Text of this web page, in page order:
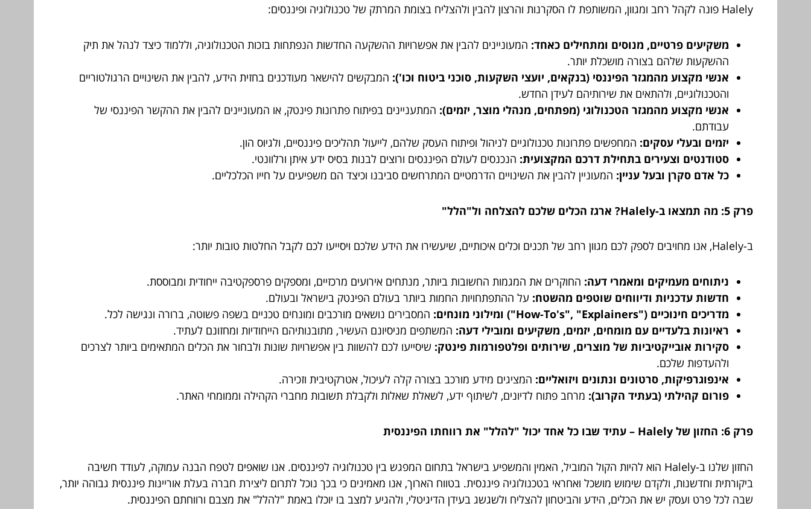
Halely פונה לקהל רחב ומגוון, המשותפת לו הסקרנות והרצון להבין ולהצליח בצומת המרתק של טכנולוגיה ופיננסים:
משקיעים פרטיים, מנוסים ומתחילים כאחד: המעוניינים להבין את אפשרויות ההשקעה החדשות הנפתחות בזכות הטכנולוגיה, וללמוד כיצד לנהל את תיק
ההשקעות שלהם בצורה מושכלת יותר.
אנשי מקצוע מהמגזר הפיננסי (בנקאים, יועצי השקעות, סוכני ביטוח וכו'): המבקשים להישאר מעודכנים בחזית הידע, להבין את השינויים הרגולטוריים
והטכנולוגיים, ולהתאים את שירותיהם לעידן החדש.
אנשי מקצוע מהמגזר הטכנולוגי (מפתחים, מנהלי מוצר, יזמים): המתעניינים בפיתוח פתרונות פינטק, או המעוניינים להבין את ההקשר הפיננסי של
עבודתם.
יזמים ובעלי עסקים: המחפשים פתרונות טכנולוגיים לניהול ופיתוח העסק שלהם, לייעול תהליכים פיננסיים, ולגיוס הון.
סטודנטים וצעירים בתחילת דרכם המקצועית: הנכנסים לעולם הפיננסים ורוצים לבנות בסיס ידע איתן ורלוונטי.
כל אדם סקרן ובעל עניין: המעוניין להבין את השינויים הדרמטיים המתרחשים סביבנו וכיצד הם משפיעים על חייו הכלכליים.
פרק 5: מה תמצאו ב-Halely? ארגז הכלים שלכם להצלחה ול"הלל"
ב-Halely, אנו מחויבים לספק לכם מגוון רחב של תכנים וכלים איכותיים, שיעשירו את הידע שלכם ויסייעו לכם לקבל החלטות טובות יותר:
ניתוחים מעמיקים ומאמרי דעה: החוקרים את המגמות החשובות ביותר, מנתחים אירועים מרכזיים, ומספקים פרספקטיבה ייחודית ומבוססת.
חדשות עדכניות ודיווחים שוטפים מהשטח: על ההתפתחויות החמות ביותר בעולם הפינטק בישראל ובעולם.
מדריכים חינוכיים ("How-To's", "Explainers") ומילוני מונחים:
המסבירים נושאים מורכבים ומונחים טכניים בשפה פשוטה, ברורה ונגישה לכל.
ראיונות בלעדיים עם מומחים, יזמים, משקיעים ומובילי דעה: המשתפים מניסיונם העשיר, מתובנותיהם הייחודיות ומחזונם לעתיד.
סקירות אובייקטיביות של מוצרים, שירותים ופלטפורמות פינטק: שיסייעו לכם להשוות בין אפשרויות שונות ולבחור את הכלים המתאימים ביותר לצרכים
ולהעדפות שלכם.
אינפוגרפיקות, סרטונים ונתונים ויזואליים: המציגים מידע מורכב בצורה קלה לעיכול, אטרקטיבית וזכירה.
פורום קהילתי (בעתיד הקרוב): מרחב פתוח לדיונים, לשיתוף ידע, לשאלת שאלות ולקבלת תשובות מחברי הקהילה וממומחי האתר.
פרק 6: החזון של Halely – עתיד שבו כל אחד יכול "להלל" את רווחתו הפיננסית
החזון שלנו ב-Halely הוא להיות הקול המוביל, האמין והמשפיע בישראל בתחום המפגש בין טכנולוגיה לפיננסים. אנו שואפים לטפח הבנה עמוקה, לעודד חשיבה
ביקורתית וחדשנות, ולקדם שימוש מושכל ואחראי בטכנולוגיה פיננסית. בטווח הארוך, אנו מאמינים כי בכך נוכל לתרום ליצירת חברה בעלת אוריינות פיננסית גבוהה יותר,
שבה לכל פרט ועסק יש את הכלים, הידע והביטחון להצליח ולשגשג בעידן הדיגיטלי, ולהגיע למצב בו יוכלו באמת "להלל" את מצבם ורווחתם הפיננסית.